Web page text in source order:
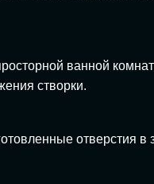
ванной
створки.
отверстия в